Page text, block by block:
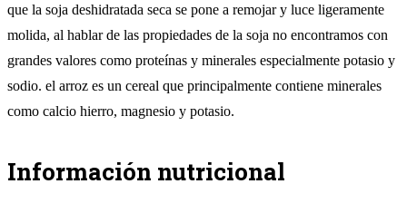
que la soja deshidratada seca se pone a remojar y luce ligeramente
molida, al hablar de las propiedades de la soja no encontramos con
grandes valores como proteínas y minerales especialmente potasio y
sodio. el arroz es un cereal que principalmente contiene minerales
como calcio hierro, magnesio y potasio.
Información nutricional